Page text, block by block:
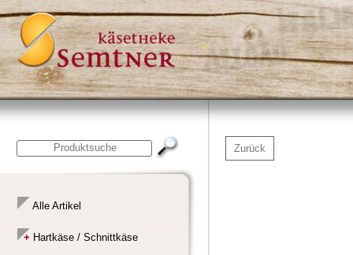
Alle Artikel
Hartkäse / Schnittkäse
Zurück